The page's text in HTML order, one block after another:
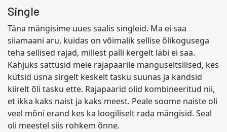
Single
Täna mängisime uues saalis singleid. Ma ei saa
siiamaani aru, kuidas on võimalik sellise õlikogusega
teha sellised rajad, millest palli kergelt läbi ei saa.
Kahjuks sattusid meie rajapaarile mänguseltsilised, kes
kütsid üsna sirgelt keskelt tasku suunas ja kandsid
kiirelt õli tasku ette. Rajapaarid olid kombineeritud nii,
et ikka kaks naist ja kaks meest. Peale soome naiste oli
veel mõni erand kes ka loogiliselt rada mängisid. Seal
oli meestel siis rohkem õnne.